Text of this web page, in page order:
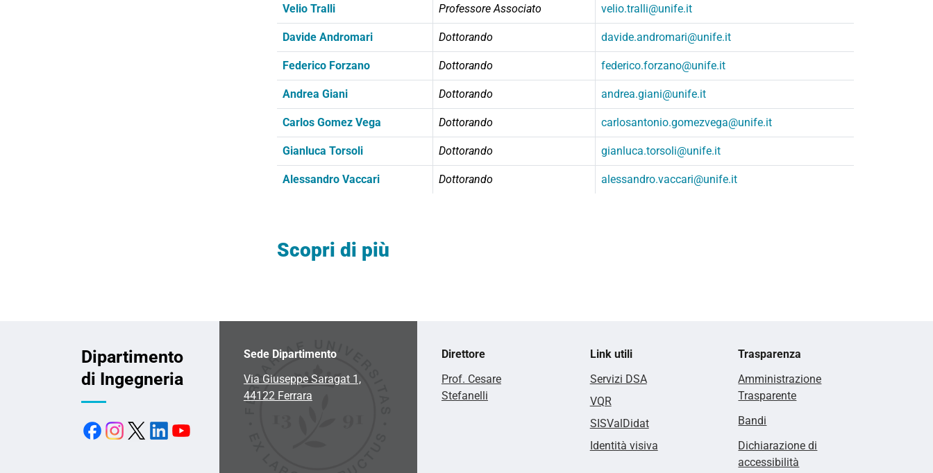
Velio Tralli Professore Associato velio.tralli@unife.it
Davide Andromari Dottorando davide.andromari@unife.it
Federico Forzano Dottorando federico.forzano@unife.it
Andrea Giani Dottorando andrea.giani@unife.it
Carlos Gomez Vega Dottorando carlosantonio.gomezvega@unife.it
Gianluca Torsoli Dottorando gianluca.torsoli@unife.it
Alessandro Vaccari Dottorando alessandro.vaccari@unife.it
Scopri di più
Dipartimento
di Ingegneria
Sede Dipartimento
Via Giuseppe Saragat 1,
44122 Ferrara
Direttore
Prof. Cesare
Stefanelli
Link utili
Servizi DSA
VQR
SISValDidat
Identità visiva
Trasparenza
Amministrazione
Trasparente
Bandi
Dichiarazione di
accessibilità